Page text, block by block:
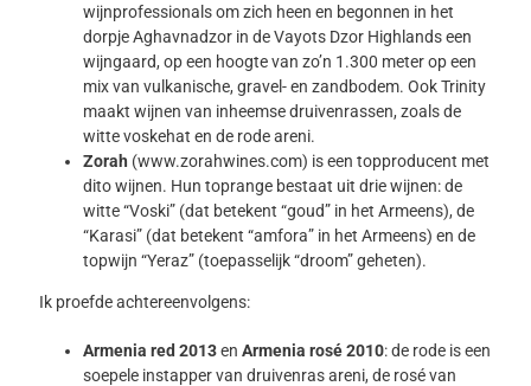
wijnprofessionals om zich heen en begonnen in het
dorpje Aghavnadzor in de Vayots Dzor Highlands een
wijngaard, op een hoogte van zo’n 1.300 meter op een
mix van vulkanische, gravel- en zandbodem. Ook Trinity
maakt wijnen van inheemse druivenrassen, zoals de
witte voskehat en de rode areni.
Zorah (www.zorahwines.com) is een topproducent met
dito wijnen. Hun toprange bestaat uit drie wijnen: de
witte “Voski” (dat betekent “goud” in het Armeens), de
“Karasi” (dat betekent “amfora” in het Armeens) en de
topwijn “Yeraz” (toepasselijk “droom” geheten).
Ik proefde achtereenvolgens:
Armenia red 2013en Armenia rosé 2010: de rode is een
soepele instapper van druivenras areni, de rosé van